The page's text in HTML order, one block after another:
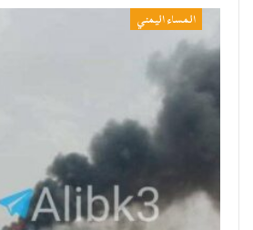
المساء اليمني